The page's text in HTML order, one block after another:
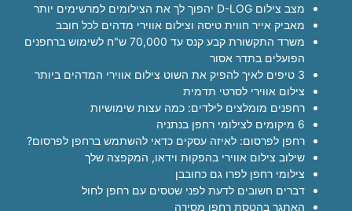
מצב צילום D-LOG יהפוך לך את הצילומים למרשימים יותר
מאביק אייר חווית טיסה וצילום אווירי מדהים לכל חובב
משרד התקשורת קבע קנס עד 70,000 ש"ח לשימוש ברחפנים
הפועלים בתדר אסור
3 טיפים לאיך להפיק את השוט צילום אווירי המדהים ביותר
צילום אווירי לסרטי תדמית
רחפנים מומלצים לילדים: כמה עצות שימושיות
6 מיקומים לצילומי רחפן בנתניה
רחפן לפרסום: לאיזה עסקים כדאי להשתמש ברחפן לפרסום?
שילוב צילום אווירי בהפקות וידאו, המקפצה שלך
צילומי רחפן לפרו גם כחובבן
דברים חשובים לדעת לפני שטסים עם רחפן לחול
האתגר בהטסת רחפן מסירה